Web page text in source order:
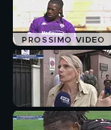
PROSSIMO VIDEO